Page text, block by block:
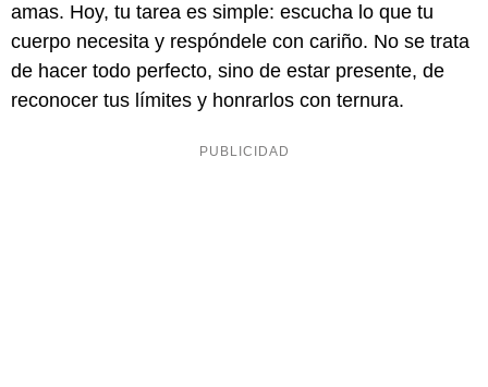
amas. Hoy, tu tarea es simple: escucha lo que tu
cuerpo necesita y respóndele con cariño. No se trata
de hacer todo perfecto, sino de estar presente, de
reconocer tus límites y honrarlos con ternura.